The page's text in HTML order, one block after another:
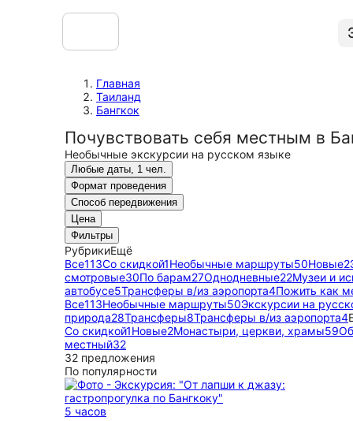
Главная
Таиланд
Бангкок
Почувствовать себя местным в
Необычные экскурсии на русском языке
Любые даты, 1 чел.
Формат проведения
Способ передвижения
Цена
Фильтры
РубрикиЕщё
Все113Со скидкой1Необычные маршруты50Новые2
смотровые30По барам27Однодневные22Музеи и
автобусе5Трансферы в/из аэропорта4Пожить как
Все113Необычные маршруты50Экскурсии на
природа28Трансферы8Трансферы в/из аэропорта4
Со скидкой1Новые2Монастыри, церкви, храмы59
местный32
32 предложения
По популярности
5 часов